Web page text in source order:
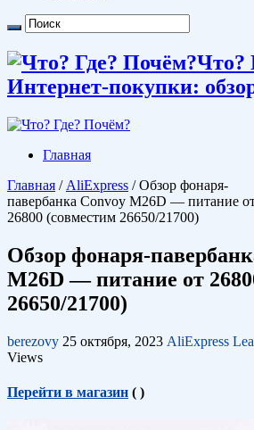
Что?
Интернет-покупки:
Главная
Главная / AliExpress / Обзор фонаря-
павербанка Convoy M26D — питание
26800 (совместим 26650/21700)
Обзор фонаря-
M26D — питание от
26650/21700)
berezovy 25 октября, 2023 AliExpress
Views
Перейти в магазин ( )